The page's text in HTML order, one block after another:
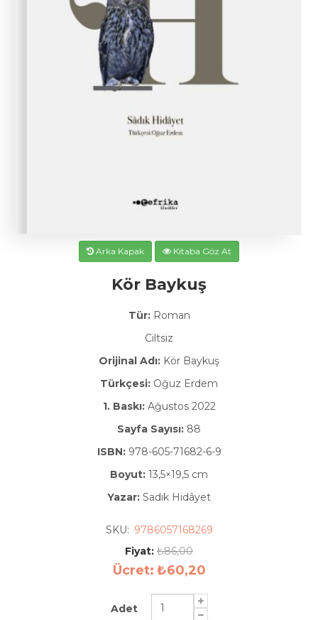
Arka Kapak Kitaba Göz At
Kör Baykuş
Tür:Roman
Ciltsiz
Orijinal Adı: Kör Baykuş
Türkçesi: Oğuz Erdem
1. Baskı:Ağustos 2022
Sayfa Sayısı: 88
ISBN: 978-605-71682-6-9
Boyut: 13,5×19,5 cm
Yazar: Sadık Hidâyet
SKU: 9786057168269
Fiyat: ₺86,00
Ücret: ₺60,20
Adet